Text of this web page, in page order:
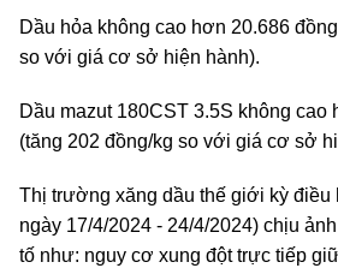
Dầu hỏa không cao hơn 20.686
so với giá cơ sở hiện hành).
Dầu mazut 180CST 3.5S không cao
(tăng 202 đồng/kg so với giá cơ sở
Thị trường xăng dầu thế giới kỳ điều
ngày 17/4/2024 - 24/4/2024) chịu
tố như: nguy cơ xung đột trực tiếp